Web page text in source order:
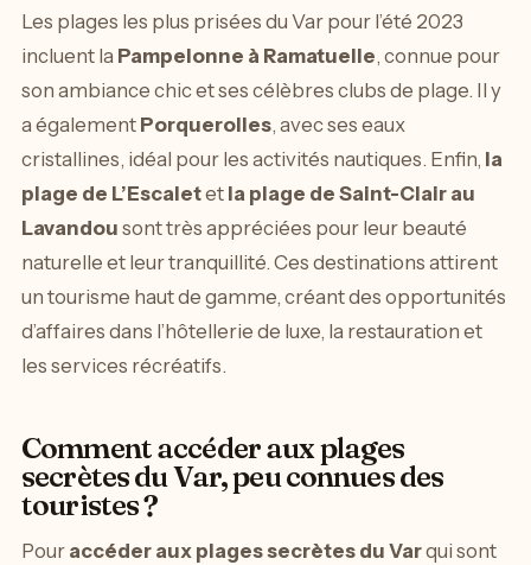
Les plages les plus prisées du Var pour l’été 2023
incluent la Pampelonne à Ramatuelle, connue pour
son ambiance chic et ses célèbres clubs de plage. Il y
a également Porquerolles, avec ses eaux
cristallines, idéal pour les activités nautiques. Enfin, la
plage de L’Escaletet la plage de Saint-Clair au
Lavandou sont très appréciées pour leur beauté
naturelle et leur tranquillité. Ces destinations attirent
un tourisme haut de gamme, créant des opportunités
d’affaires dans l’hôtellerie de luxe, la restauration et
les services récréatifs.
Comment accéder aux plages
secrètes du Var, peu connues des
touristes ?
Pour accéder aux plages secrètes du Varqui sont